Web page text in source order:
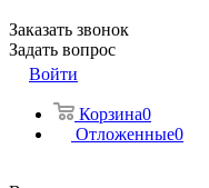
Заказать звонок
Задать вопрос
Войти
Корзина0
Отложенные0